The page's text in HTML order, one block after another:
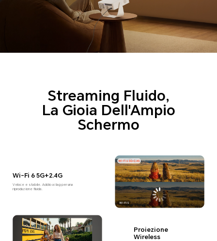
Streaming Fluido,
La Gioia Dell'Ampio
Schermo
Wi-Fi 6 5G+2.4G
Veloce e stabile. Addio ai lag per una
riproduzione fluida.
Proiezione
Wireless